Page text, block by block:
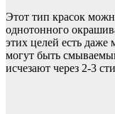
Этот тип красок
однотонного
этих целей есть
могут быть
исчезают через 2-3